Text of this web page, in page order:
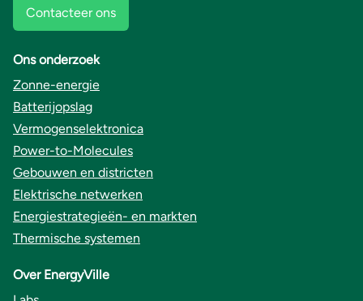
Contacteer ons
Ons onderzoek
Zonne-energie
Batterijopslag
Vermogenselektronica
Power-to-Molecules
Gebouwen en districten
Elektrische netwerken
Energiestrategieën- en markten
Thermische systemen
Over EnergyVille